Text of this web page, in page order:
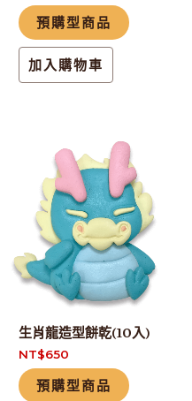
預購型商品
加入購物車
生肖龍造型餅乾(10入)
NT$650
預購型商品